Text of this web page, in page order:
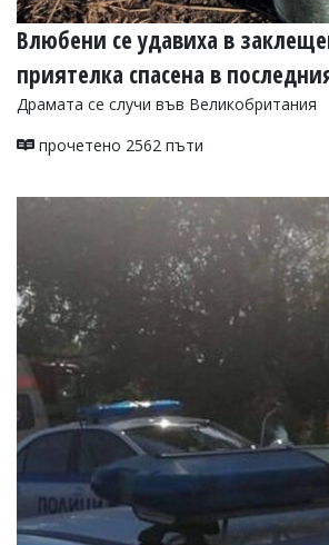
Влюбени се удавиха в
приятелка спасена в
Драмата се случи във Великобритания
прочетено 2562 пъти